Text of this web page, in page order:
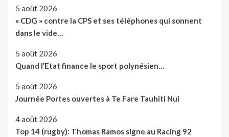
5 août 2026
« CDG » contre la CPS et ses téléphones qui sonnent
dans le vide…
5 août 2026
Quand l’Etat finance le sport polynésien…
5 août 2026
Journée Portes ouvertes à Te Fare Tauhiti Nui
4 août 2026
Top 14 (rugby): Thomas Ramos signe au Racing 92